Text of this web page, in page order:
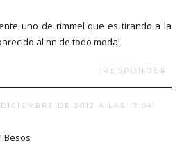
uno de rimmel que es tirando a la
al nn de todo moda!
RESPONDER
DE 2012 A LAS 17:04
Besos